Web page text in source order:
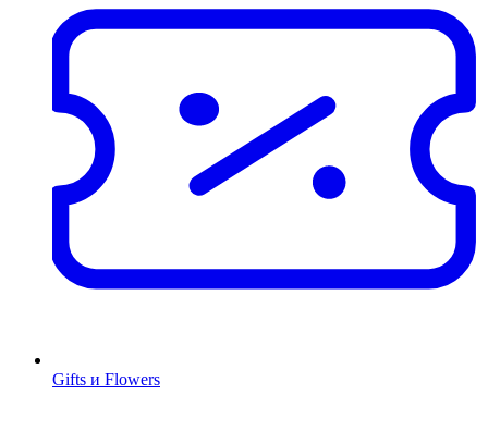
Gifts и Flowers